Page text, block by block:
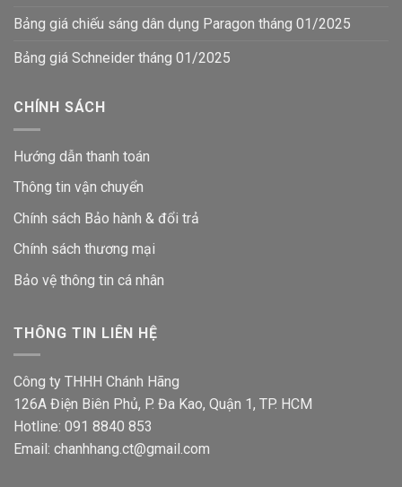
Bảng giá chiếu sáng dân dụng Paragon tháng 01/2025
Bảng giá Schneider tháng 01/2025
CHÍNH SÁCH
Hướng dẫn thanh toán
Thông tin vận chuyển
Chính sách Bảo hành & đổi trả
Chính sách thương mại
Bảo vệ thông tin cá nhân
THÔNG TIN LIÊN HỆ
Công ty THHH Chánh Hãng
126A Điện Biên Phủ, P. Đa Kao, Quận 1, TP. HCM
Hotline: 091 8840 853
Email: chanhhang.ct@gmail.com